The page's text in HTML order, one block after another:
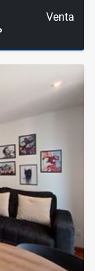
Venta